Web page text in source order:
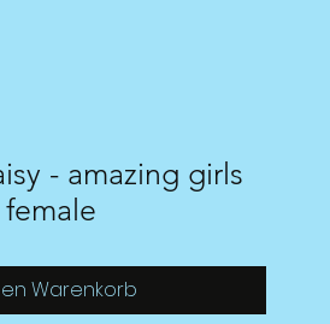
- amazing girls
Warenkorb